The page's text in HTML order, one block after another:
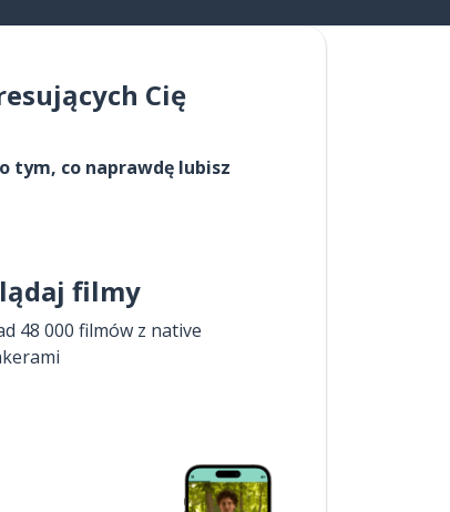
Cię
tym, co naprawdę lubisz
filmy
48 000 filmów z native